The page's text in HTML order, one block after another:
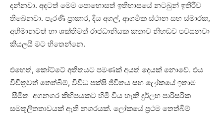
දන්නවා. අදටත් මෙම පොහොසත් ඉතිහාසයේ නටබුන් ඉතිරිව
තිබෙනවා. පැරණි ප්‍රාකාර, දිය අගල්, ආගමික ස්ථාන සහ ස්මාරක,
අභිමානවත් හා ශක්තිමත් රාජධානියක කතාව නිහඬව පවසනවා
කියලයි මට හිතෙන්නෙ.
එහෙත්, කෝට්ටේ අතීතයට පමණක් අයත් දෙයක් නොවේ. එය
විචිත්‍රවත් තෙත්බිම්, විවිධ පක්ෂි ජීවිතය සහ ලෝකයේ ඉතාම
සීමිත අගනගර කිහිපයකට හිමි විය හැකි දුර්ලභ පාරිසරික
සමතුලිතතාවයක් ඇති නගරයක්. ලෝකයේ ප්‍රථම තෙත්බිම්